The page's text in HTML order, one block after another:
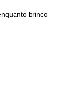
brinco